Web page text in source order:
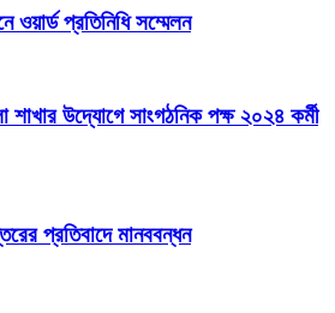
ওয়ার্ড প্রতিনিধি সম্মেলন
শাখার উদ্যোগে সাংগঠনিক পক্ষ ২০২৪ কর্মী
প্রতিবাদে মানববন্ধন